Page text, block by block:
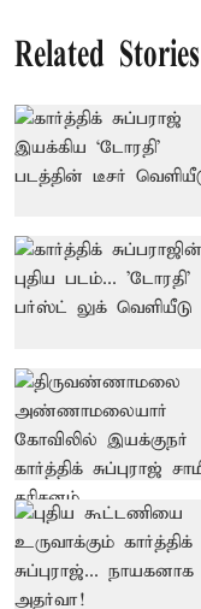
Related Stories